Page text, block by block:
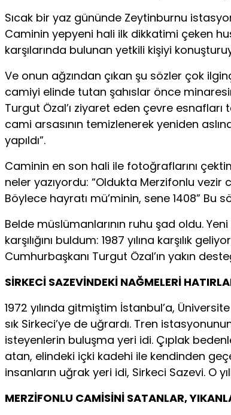
Sıcak bir yaz gününde Zeytinburnu
Caminin yepyeni hali ilk dikkatimi çeken
karşılarında bulunan yetkili kişiyi
Ve onun ağzından çıkan şu sözler çok
camiyi elinde tutan şahıslar önce
Turgut Özal’ı ziyaret eden çevre
cami arsasının temizlenerek yeniden
yapıldı”.
Caminin en son hali ile fotoğraflarını
neler yazıyordu: “Oldukta Merzifonlu
Böylece hayratı mü’minin, sene 1408” Bu
Belde müslümanlarının ruhu şad oldu.
karşılığını buldum: 1987 yılına karşılık
Cumhurbaşkanı Turgut Özal’ın yakın
SİRKECİ SAZEVİNDEKİ NAĞMELERİ
1972 yılında gitmiştim İstanbul’a,
sık Sirkeci’ye de uğrardı. Tren
isteyenlerin buluşma yeri idi. Çıplak
atan, elindeki içki kadehi ile kendinden
insanların uğrak yeri idi, Sirkeci Sazevi. O
MERZİFONLU CAMİSİNİ SATANLAR,